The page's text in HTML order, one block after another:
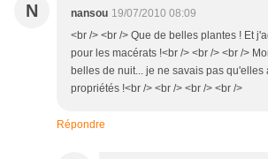
N nansou 19/07/2010 08:09
<br /> <br /> Que de belles plantes ! Et
pour les macérats !<br /> <br /> <br />
belles de nuit... je ne savais pas qu'elles
propriétés !<br /> <br /> <br /> <br />
Répondre